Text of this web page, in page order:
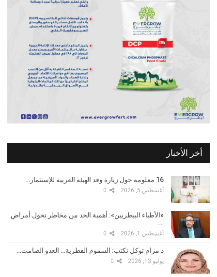
أخر الأخبار
16 معلومة حول زيارة وفد الهيئة العربية للإستثمار…
أغسطس 5, 2026
«الأطباء البيطريين»: أهمية الحد من مخاطر تحول أمراض
…
أغسطس 1, 2026
د مرام توكل تكتب: السموم الفطرية… العدو الصامت…
يوليو 13, 2026